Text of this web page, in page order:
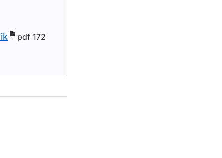
pdf 172